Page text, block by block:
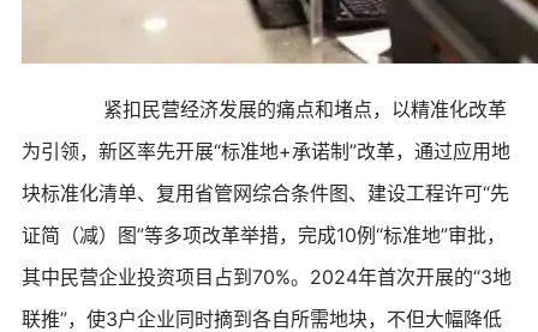
紧扣民营经济发展的痛点和堵点，以精准化改革
为引领，新区率先开展“标准地+承诺制”改革，通过应用地
块标准化清单、复用省管网综合条件图、建设工程许可“先
证简（减）图”等多项改革举措，完成10例“标准地”审批，
其中民营企业投资项目占到70%。2024年首次开展的“3地
联推”，使3户企业同时摘到各自所需地块，不但大幅降低